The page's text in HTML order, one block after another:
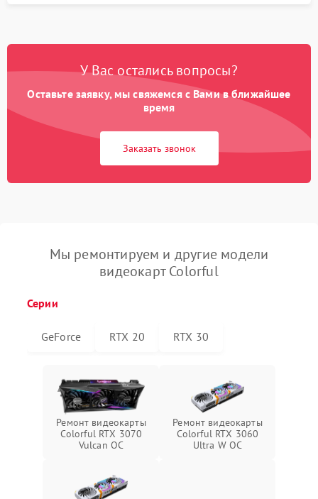
У Вас остались вопросы?
Оставьте заявку, мы свяжемся с Вами в ближайшее
время
Заказать звонок
Мы ремонтируем и другие модели
видеокарт Colorful
Серии
GeForce RTX 20 RTX 30
Ремонт видеокарты
Colorful RTX 3070
Vulcan OC
Ремонт видеокарты
Colorful RTX 3060
Ultra W OC